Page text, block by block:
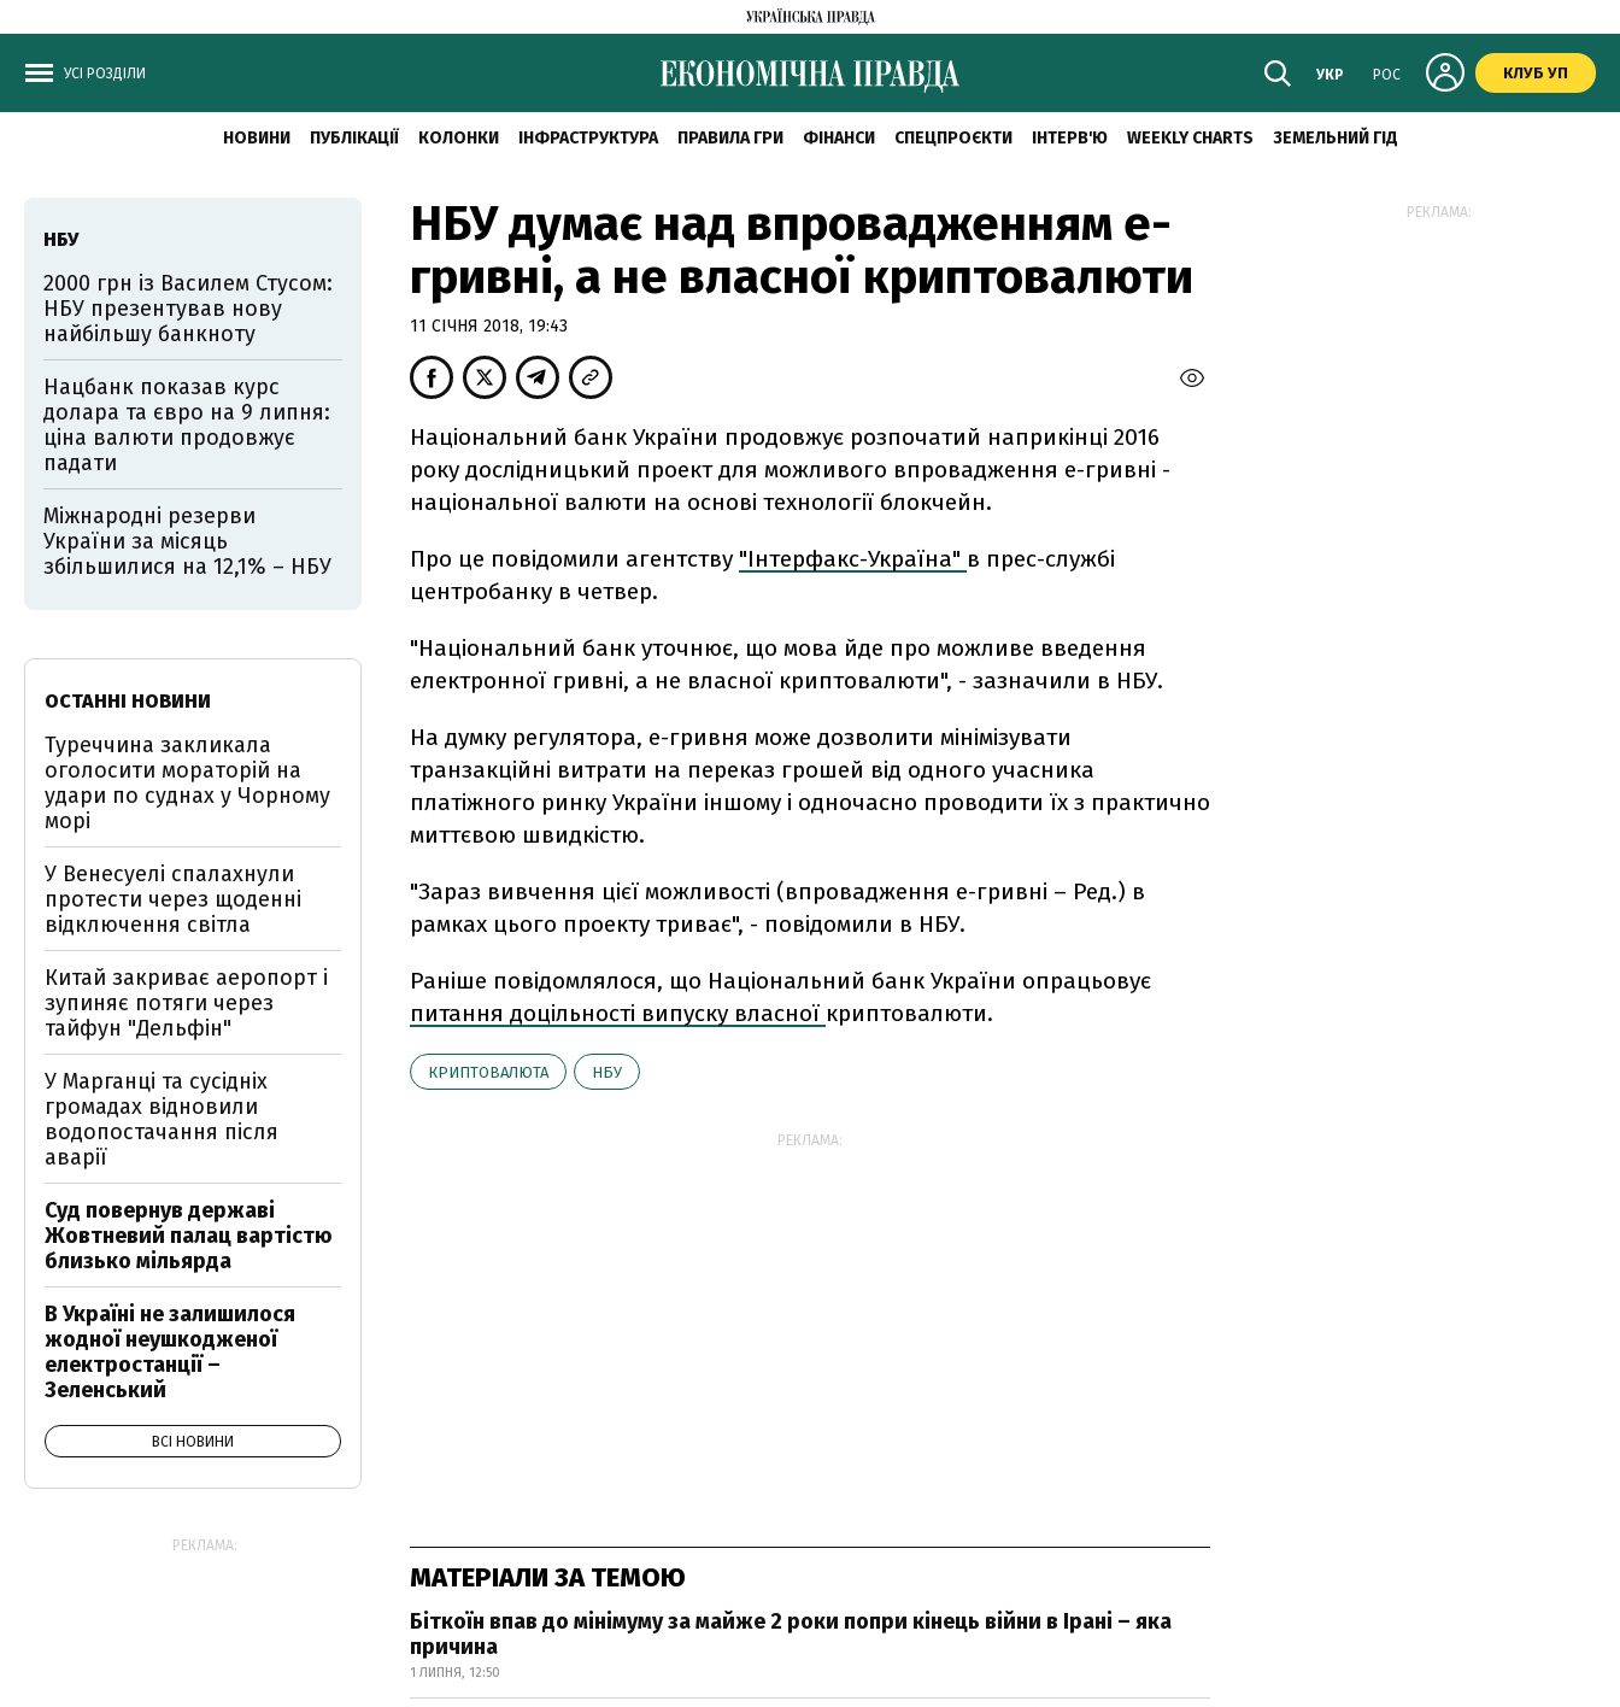
УСІ РОЗДІЛИ УКР РОС КЛУБ УП
НОВИНИ ПУБЛІКАЦІЇ КОЛОНКИ ІНФРАСТРУКТУРА ПРАВИЛА ГРИ ФІНАНСИ СПЕЦПРОЄКТИ ІНТЕРВ'Ю WEEKLY CHARTS ЗЕМЕЛЬНИЙ ГІД
НБУ думає над впровадженням е-
гривні, а не власної криптовалюти
11 СІЧНЯ 2018, 19:43
Національний банк України продовжує розпочатий наприкінці 2016
року дослідницький проект для можливого впровадження е-гривні -
національної валюти на основі технології блокчейн.
Про це повідомили агентству "Інтерфакс-Україна" в прес-службі
центробанку в четвер.
"Національний банк уточнює, що мова йде про можливе введення
електронної гривні, а не власної криптовалюти", - зазначили в НБУ.
На думку регулятора, е-гривня може дозволити мінімізувати
транзакційні витрати на переказ грошей від одного учасника
платіжного ринку України іншому і одночасно проводити їх з практично
миттєвою швидкістю.
"Зараз вивчення цієї можливості (впровадження е-гривні – Ред.) в
рамках цього проекту триває", - повідомили в НБУ.
Раніше повідомлялося, що Національний банк України опрацьовує
питання доцільності випуску власної криптовалюти.
КРИПТОВАЛЮТА НБУ
РЕКЛАМА:
МАТЕРІАЛИ ЗА ТЕМОЮ
Біткоїн впав до мінімуму за майже 2 роки попри кінець війни в Ірані – яка
причина
1 ЛИПНЯ, 12:50
НБУ
2000 грн із Василем Стусом:
НБУ презентував нову
найбільшу банкноту
Нацбанк показав курс
долара та євро на 9 липня:
ціна валюти продовжує
падати
Міжнародні резерви
України за місяць
збільшилися на 12,1% – НБУ
ОСТАННІ НОВИНИ
Туреччина закликала
оголосити мораторій на
удари по суднах у Чорному
морі
У Венесуелі спалахнули
протести через щоденні
відключення світла
Китай закриває аеропорт і
зупиняє потяги через
тайфун "Дельфін"
У Марганці та сусідніх
громадах відновили
водопостачання після
аварії
Суд повернув державі
Жовтневий палац вартістю
близько мільярда
В Україні не залишилося
жодної неушкодженої
електростанції –
Зеленський
ВСІ НОВИНИ
РЕКЛАМА:
РЕКЛАМА: